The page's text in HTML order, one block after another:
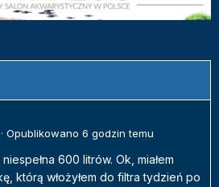
· Opublikowano 6 godzin temu
600 litrów. Ok, miałem
którą włożyłem do filtra tydzień po